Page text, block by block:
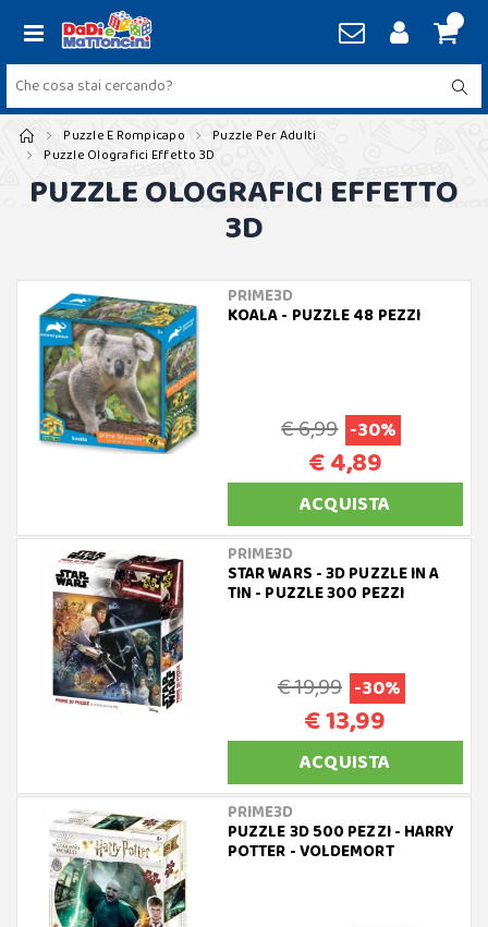
Puzzle E Rompicapo
Puzzle Per Adulti
Puzzle Olografici Effetto 3D
PUZZLE OLOGRAFICI EFFETTO
3D
PRIME3D
KOALA - PUZZLE 48 PEZZI
€ 6,99 -30%
€ 4,89
ACQUISTA
PRIME3D
STAR WARS - 3D PUZZLE IN A
TIN - PUZZLE 300 PEZZI
€ 19,99 -30%
€ 13,99
ACQUISTA
PRIME3D
PUZZLE 3D 500 PEZZI - HARRY
POTTER - VOLDEMORT